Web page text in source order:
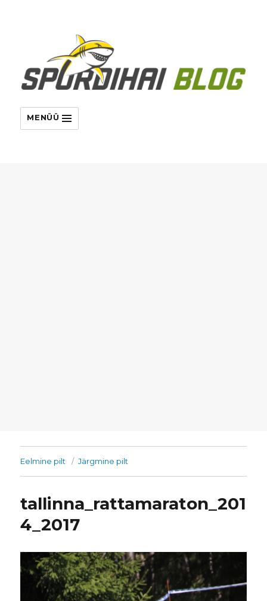
MENÜÜ
Eelmine pilt Järgmine pilt
tallinna_rattamaraton_201
4_2017